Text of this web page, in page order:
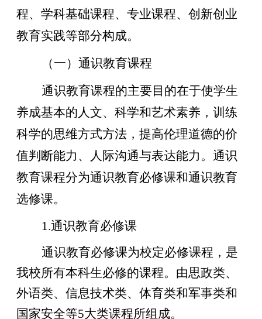
程、学科基础课程、专业课程、创新创业
教育实践等部分构成。
（一）通识教育课程
通识教育课程的主要目的在于使学生
养成基本的人文、科学和艺术素养，训练
科学的思维方式方法，提高伦理道德的价
值判断能力、人际沟通与表达能力。通识
教育课程分为通识教育必修课和通识教育
选修课。
1.通识教育必修课
通识教育必修课为校定必修课程，是
我校所有本科生必修的课程。由思政类、
外语类、信息技术类、体育类和军事类和
国家安全等5大类课程所组成。